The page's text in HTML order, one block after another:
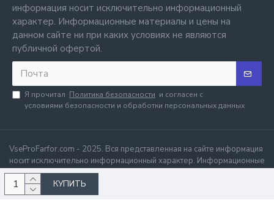
КУПИТЬ
информация носит исключительно информационный
характер. Информационные материалы и цены на
данном сайте ни при каких условиях не являются
публичной офертой.
Я прочитал Политика безопасности и согласен с
условиями безопасности и обработки персональных данных
VseProFarfor.com - 2025. Вся представленная на сайте информация
носит исключительно информационный характер. Информационные
материалы и цены на данном сайте ни при каких условиях не
являются публичной офертой.